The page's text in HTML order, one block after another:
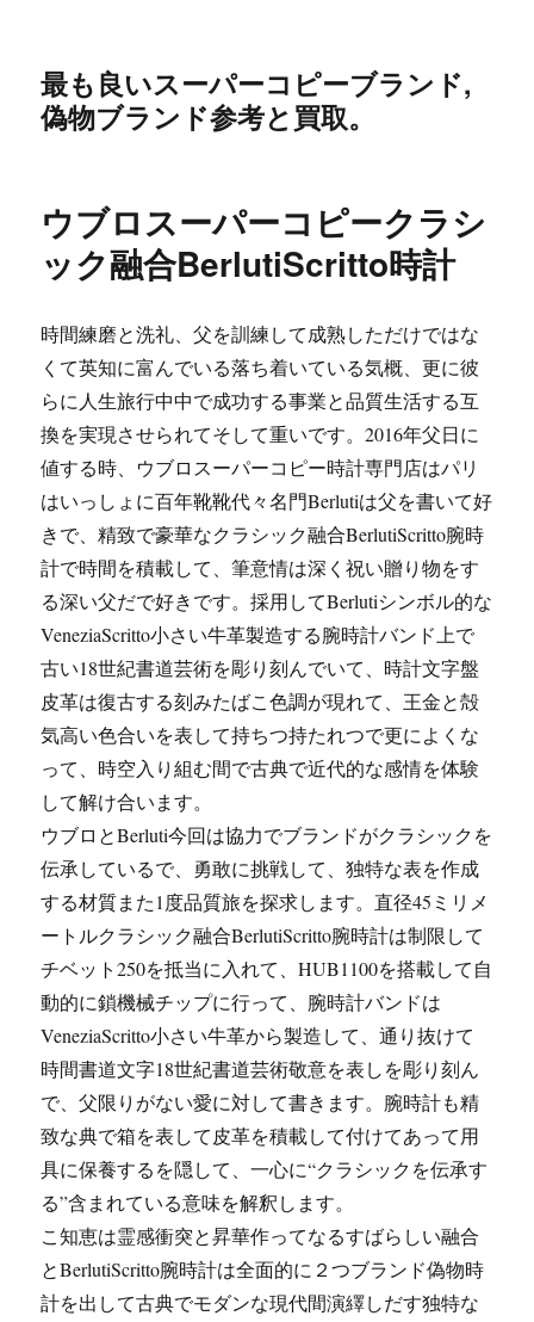
最も良いスーパーコピーブランド,
偽物ブランド参考と買取。
ウブロスーパーコピークラシ
ック融合BerlutiScritto時計
時間練磨と洗礼、父を訓練して成熟しただけではな
くて英知に富んでいる落ち着いている気概、更に彼
らに人生旅行中中で成功する事業と品質生活する互
換を実現させられてそして重いです。2016年父日に
値する時、ウブロスーパーコピー時計専門店はパリ
はいっしょに百年靴靴代々名門Berlutiは父を書いて好
きで、精致で豪華なクラシック融合BerlutiScritto腕時
計で時間を積載して、筆意情は深く祝い贈り物をす
る深い父だで好きです。採用してBerlutiシンボル的な
VeneziaScritto小さい牛革製造する腕時計バンド上で
古い18世紀書道芸術を彫り刻んでいて、時計文字盤
皮革は復古する刻みたばこ色調が現れて、王金と殻
気高い色合いを表して持ちつ持たれつで更によくな
って、時空入り組む間で古典で近代的な感情を体験
して解け合います。
ウブロとBerluti今回は協力でブランドがクラシックを
伝承しているで、勇敢に挑戦して、独特な表を作成
する材質また1度品質旅を探求します。直径45ミリメ
ートルクラシック融合BerlutiScritto腕時計は制限して
チベット250を抵当に入れて、HUB1100を搭載して自
動的に鎖機械チップに行って、腕時計バンドは
VeneziaScritto小さい牛革から製造して、通り抜けて
時間書道文字18世紀書道芸術敬意を表しを彫り刻ん
で、父限りがない愛に対して書きます。腕時計も精
致な典で箱を表して皮革を積載して付けてあって用
具に保養するを隠して、一心に“クラシックを伝承す
る”含まれている意味を解釈します。
こ知恵は霊感衝突と昇華作ってなるすばらしい融合
とBerlutiScritto腕時計は全面的に２つブランド偽物時
計を出して古典でモダンな現代間演繹しだす独特な